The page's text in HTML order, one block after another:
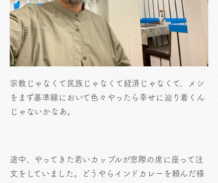
宗教じゃなくて民族じゃなくて経済じゃなくて、メシ
をまず基準線において色々やったら幸せに辿り着くん
じゃないかなあ。
途中、やってきた若いカップルが窓際の席に座って注
文をしていました。どうやらインドカレーを頼んだ様